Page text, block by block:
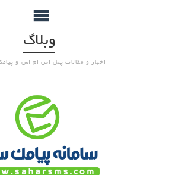
وبلاگ
اخبار و مقالات پنل اس ام اس و پیامک